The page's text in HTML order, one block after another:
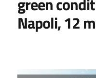
Napoli, 12